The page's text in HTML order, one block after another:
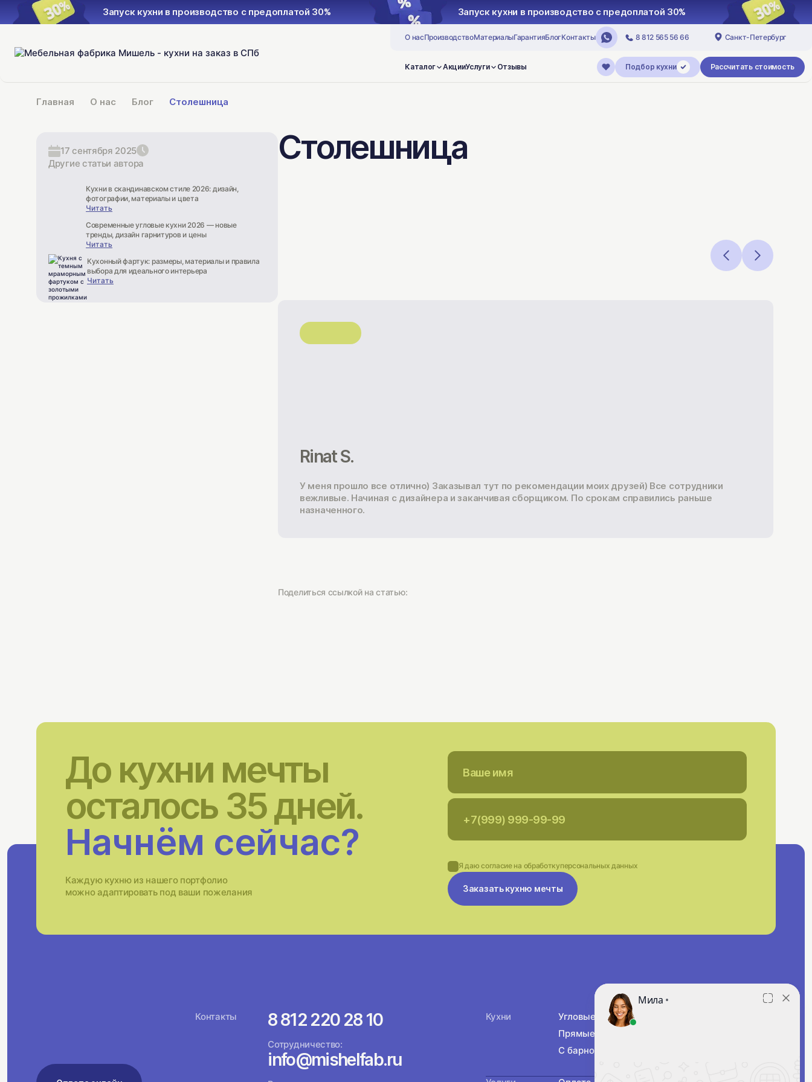
с предоплатой 30% Запуск кухни в производство с предоплатой 30% Запуск кухни в производство с предоплатой
О насПроизводствоМатериалыГарантияБлогКонтакты 8 812 565 56 66 Санкт-Петербург
Каталог АкцииУслуги Отзывы Подбор кухни Рассчитать стоимость
Главная О нас Блог Столешница
17 сентября 2025
Другие статьи автора
Кухни в скандинавском стиле 2026: дизайн,
фотографии, материалы и цвета
Читать
Современные угловые кухни 2026 — новые
тренды, дизайн гарнитуров и цены
Читать
Кухонный фартук: размеры, материалы и правила
выбора для идеального интерьера
Читать
Столешница
Rinat S.
У меня прошло все отлично) Заказывал тут по рекомендации моих друзей) Все сотрудники
вежливые. Начиная с дизайнера и заканчивая сборщиком. По срокам справились раньше
назначенного.
Поделиться ссылкой на статью:
До кухни мечты
осталось 35 дней.
Начнём сейчас?
Каждую кухню из нашего портфолио
можно адаптировать под ваши пожелания
Я даю согласие на обработкуперсональных данных
Заказать кухню мечты
Контакты 8 812 220 28 10
Сотрудничество:
info@mishelfab.ru
Кухни Угловые
Прямые
С барной стойкой